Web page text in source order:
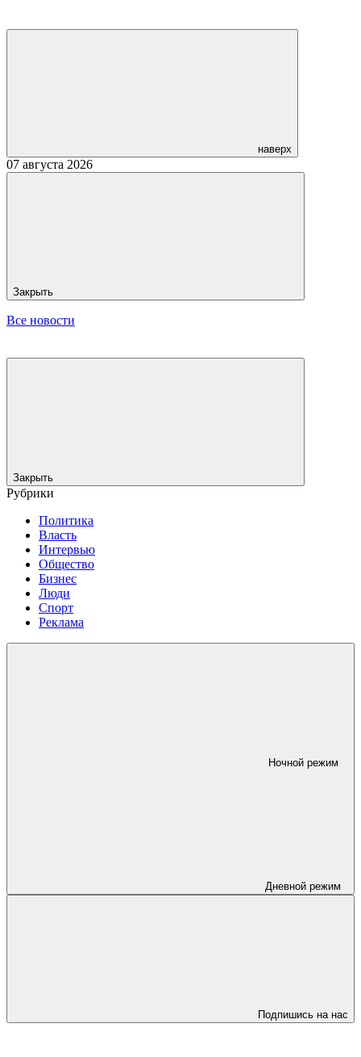
наверх
07 августа 2026
Закрыть
Все новости
Закрыть
Рубрики
Политика
Власть
Интервью
Общество
Бизнес
Люди
Спорт
Реклама
Ночной режим
Дневной режим
Подпишись на нас